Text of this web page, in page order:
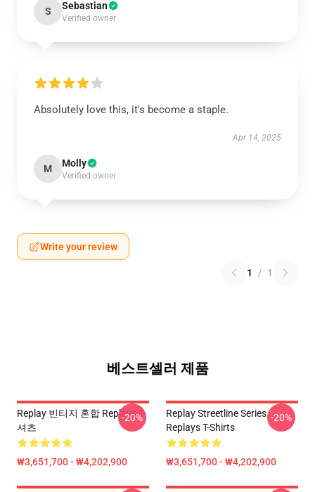
S Sebastian
Verified owner
Absolutely love this, it's become a staple.
Apr 14, 2025
M Molly
Verified owner
Write your review
1 / 1
베스트셀러 제품
Replay 빈티지 혼합 Replays T-
셔츠
₩3,651,700 - ₩4,202,900
-20%
Replay Streetline Series
Replays T-Shirts
₩3,651,700 - ₩4,202,900
-20%